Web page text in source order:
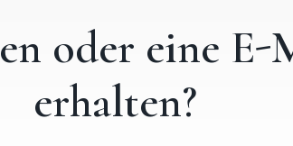
oder eine
erhalten?